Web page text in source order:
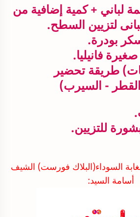
لباني + كمية إضافية من
لتزيين السطح.
طريقة تحضير
- السيرب)
للتزيين.
السوداء(البلاك فورست) الشيف
أسامة السيد: